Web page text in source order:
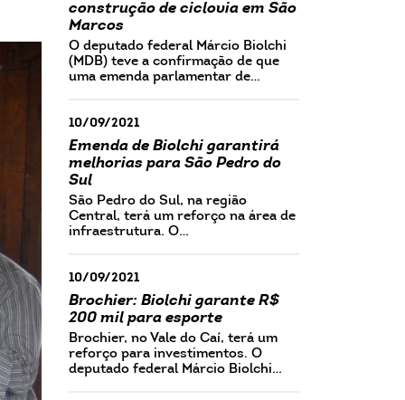
construção de ciclovia em São
Marcos
O deputado federal Márcio Biolchi
(MDB) teve a confirmação de que
uma emenda parlamentar de…
10/09/2021
Emenda de Biolchi garantirá
melhorias para São Pedro do
Sul
São Pedro do Sul, na região
Central, terá um reforço na área de
infraestrutura. O…
10/09/2021
Brochier: Biolchi garante R$
200 mil para esporte
Brochier, no Vale do Caí, terá um
reforço para investimentos. O
deputado federal Márcio Biolchi…